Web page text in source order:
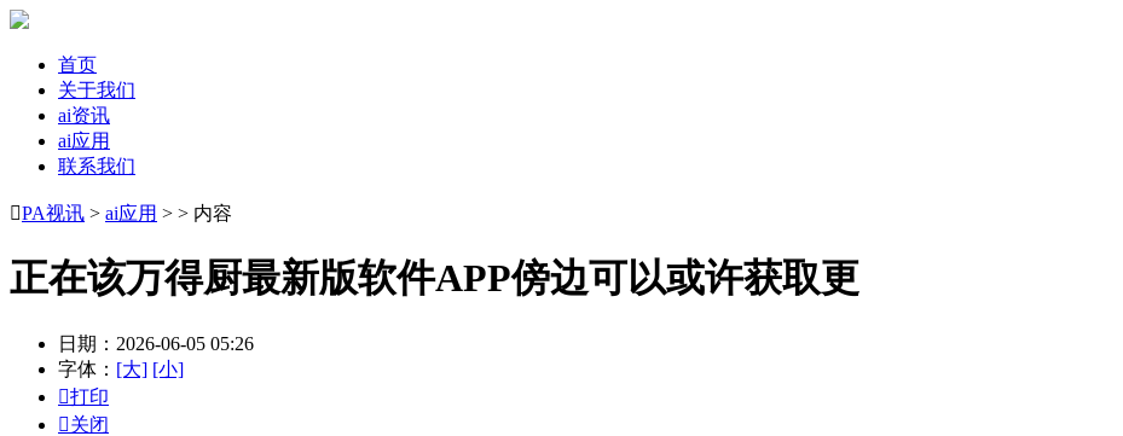
首页
关于我们
ai资讯
ai应用
联系我们
PA视讯 > ai应用 > > 内容
正在该万得厨最新版软件APP傍边可以或许获取更
日期：2026-06-05 05:26
字体： [大] [小]
打印
关闭